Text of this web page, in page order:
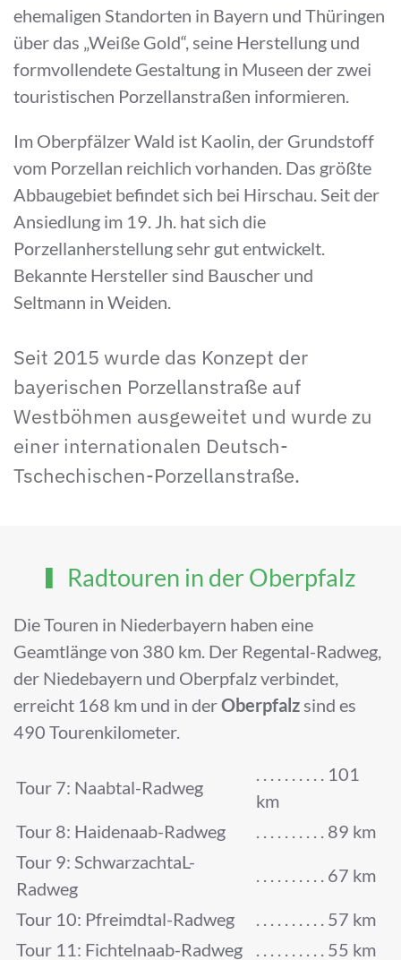
ehemaligen Standorten in Bayern und Thüringen
über das „Weiße Gold“, seine Herstellung und
formvollendete Gestaltung in Museen der zwei
touristischen Porzellanstraßen informieren.
Im Oberpfälzer Wald ist Kaolin, der Grundstoff
vom Porzellan reichlich vorhanden. Das größte
Abbaugebiet befindet sich bei Hirschau. Seit der
Ansiedlung im 19. Jh. hat sich die
Porzellanherstellung sehr gut entwickelt.
Bekannte Hersteller sind Bauscher und
Seltmann in Weiden.
Seit 2015 wurde das Konzept der
bayerischen Porzellanstraße auf
Westböhmen ausgeweitet und wurde zu
einer internationalen Deutsch-
Tschechischen-Porzellanstraße.
Radtouren in der Oberpfalz
Die Touren in Niederbayern haben eine
Geamtlänge von 380 km. Der Regental-Radweg,
der Niedebayern und Oberpfalz verbindet,
erreicht 168 km und in derOberpfalz sind es
490 Tourenkilometer.
Tour 7: Naabtal-Radweg
. . . . . . . . . . 101
km
Tour 8: Haidenaab-Radweg
. . . . . . . . . . 89 km
Tour 9: SchwarzachtaL-
Radweg
. . . . . . . . . . 67 km
Tour 10: Pfreimdtal-Radweg
. . . . . . . . . . 57 km
Tour 11: Fichtelnaab-Radweg
. . . . . . . . . . 55 km